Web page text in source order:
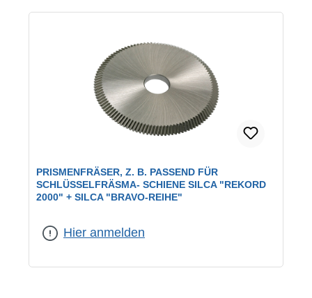
PRISMENFRÄSER, Z. B. PASSEND FÜR
SCHLÜSSELFRÄSMA- SCHIENE SILCA "REKORD
2000" + SILCA "BRAVO-REIHE"
Hier anmelden